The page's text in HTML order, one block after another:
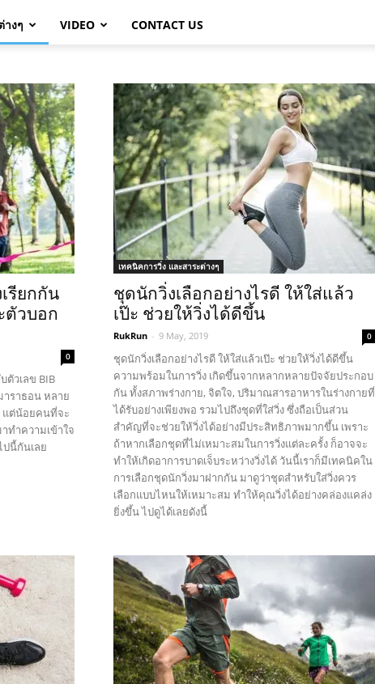
างๆ VIDEO CONTACT US
รียกกัน
ตัวบอก
0
ตัวเลข BIB
าราธอน หลาย
แต่น้อยคนที่จะ
ทำความเข้าใจ
นี้กันเลย
เทคนิคการวิ่ง และสาระต่างๆ
ชุดนักวิ่งเลือกอย่างไรดี ให้ใส่แล้ว
เป๊ะ ช่วยให้วิ่งได้ดีขึ้น
RukRun - 9 May, 2019 0
ชุดนักวิ่งเลือกอย่างไรดี ให้ใส่แล้วเป๊ะ ช่วยให้วิ่งได้ดีขึ้น
ความพร้อมในการวิ่ง เกิดขึ้นจากหลากหลายปัจจัยประกอบ
กัน ทั้งสภาพร่างกาย, จิตใจ, ปริมาณสารอาหารในร่างกายที่
ได้รับอย่างเพียงพอ รวมไปถึงชุดที่ใส่วิ่ง ซึ่งถือเป็นส่วน
สำคัญที่จะช่วยให้วิ่งได้อย่างมีประสิทธิภาพมากขึ้น เพราะ
ถ้าหากเลือกชุดที่ไม่เหมาะสมในการวิ่งแต่ละครั้ง ก็อาจจะ
ทำให้เกิดอาการบาดเจ็บระหว่างวิ่งได้ วันนี้เราก็มีเทคนิคใน
การเลือกชุดนักวิ่งมาฝากกัน มาดูว่าชุดสำหรับใส่วิ่งควร
เลือกแบบไหนให้เหมาะสม ทำให้คุณวิ่งได้อย่างคล่องแคล่ง
ยิ่งขึ้น ไปดูได้เลยดังนี้